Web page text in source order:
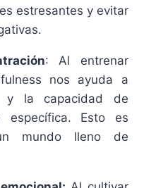
estresantes y evitar
: Al entrenar
nos ayuda a
y la capacidad de
específica. Esto es
mundo lleno de